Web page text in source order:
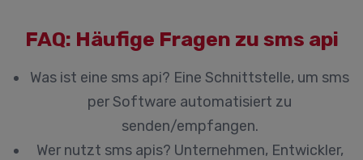
FAQ: Häufige Fragen zu sms api
Was ist eine sms api? Eine Schnittstelle, um sms
per Software automatisiert zu
senden/empfangen.
Wer nutzt sms apis? Unternehmen, Entwickler,